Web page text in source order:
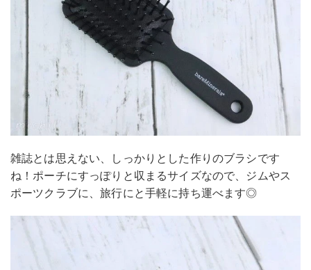
雑誌とは思えない、しっかりとした作りのブラシです
ね！ポーチにすっぽりと収まるサイズなので、ジムやス
ポーツクラブに、旅行にと手軽に持ち運べます◎